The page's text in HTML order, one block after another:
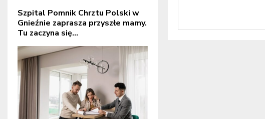
Szpital Pomnik Chrztu Polski w
Gnieźnie zaprasza przyszłe mamy.
Tu zaczyna się...